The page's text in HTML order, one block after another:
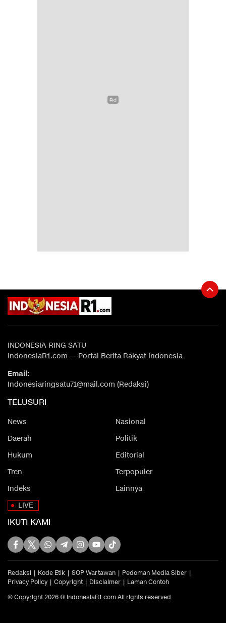
INDONESIA RING SATU
IndonesiaR1.com — Portal Berita Rakyat Indonesia
Email:
Indonesiaringsatu71@mail.com (Redaksi)
TELUSURI
News
Nasional
Daerah
Politik
Hukum
Editorial
Tren
Terpopuler
Indeks
Lainnya
LIVE
IKUTI KAMI
Redaksi Kode Etik SOP Wartawan
Pedoman Media Siber
Privacy Policy
Copyright Disclaimer
Laman Contoh
© Copyright 2026 © IndonesiaR1.com All rights reserved